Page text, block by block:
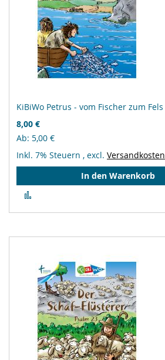
KiBiWo Petrus - vom Fischer zum Fels
8,00 €
Ab 5,00 €
Inkl. 7% Steuern , excl. Versandkosten
In den Warenkorb
hinzufügen